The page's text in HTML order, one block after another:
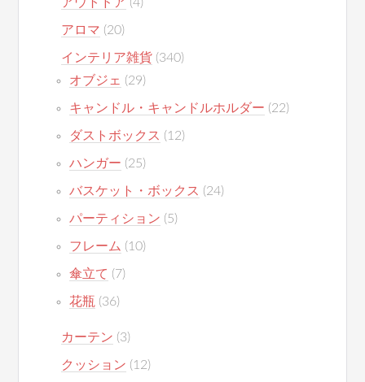
アロマ (20)
インテリア雑貨 (340)
オブジェ (29)
キャンドル・キャンドルホルダー (22)
ダストボックス (12)
ハンガー (25)
バスケット・ボックス (24)
パーティション (5)
フレーム (10)
傘立て (7)
花瓶 (36)
カーテン (3)
クッション (12)